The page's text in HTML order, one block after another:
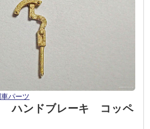
パーツ
ハンドブレーキ コッペ